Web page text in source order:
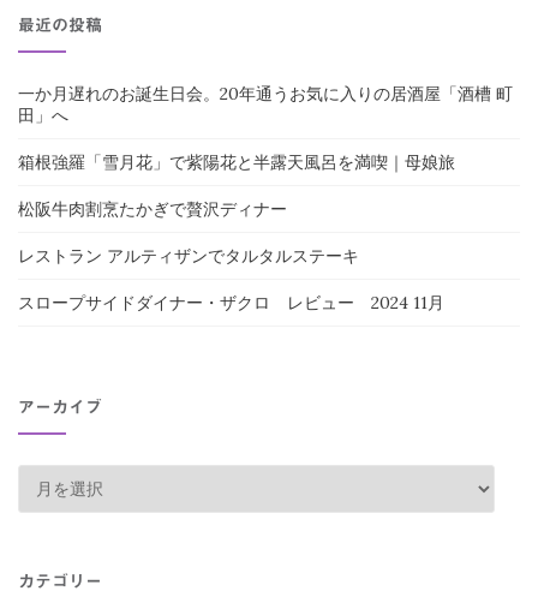
シ
ョ
ン
象:
最近の投稿
一か月遅れのお誕生日会。20年通うお気に入りの居酒屋「酒槽 町
田」へ
箱根強羅「雪月花」で紫陽花と半露天風呂を満喫｜母娘旅
松阪牛肉割烹たかぎで贅沢ディナー
レストラン アルティザンでタルタルステーキ
スロープサイドダイナー・ザクロ レビュー 2024 11月
アーカイブ
ー
イ
カテゴリー